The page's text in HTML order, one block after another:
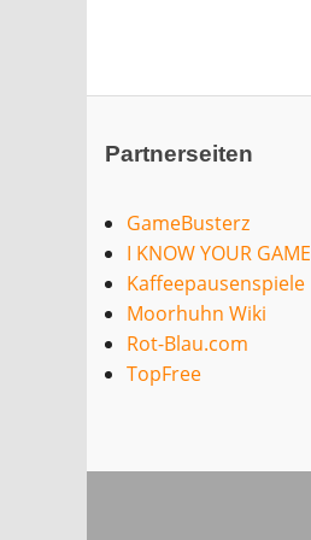
Partnerseiten
GameBusterz
I KNOW YOUR GAME
Kaffeepausenspiele
Moorhuhn Wiki
Rot-Blau.com
TopFree